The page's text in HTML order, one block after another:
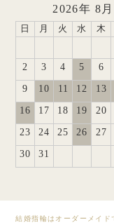
結婚指輪はオーダーメイ
2026年 8月
日 月 火 水 木
2 3 4 5 6
9 10 11 12 13
16 17 18 19 20
23 24 25 26 27
30 31